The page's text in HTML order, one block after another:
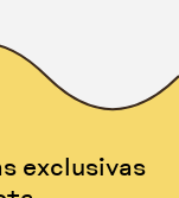
exclusivas